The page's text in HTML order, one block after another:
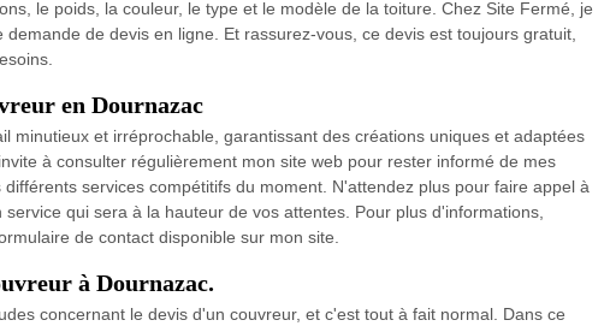
le poids, la couleur, le type et le modèle de la toiture. Chez Site Fermé, je
de devis en ligne. Et rassurez-vous, ce devis est toujours gratuit,
en Dournazac
minutieux et irréprochable, garantissant des créations uniques et adaptées
à consulter régulièrement mon site web pour rester informé de mes
services compétitifs du moment. N'attendez plus pour faire appel à
qui sera à la hauteur de vos attentes. Pour plus d'informations,
de contact disponible sur mon site.
à Dournazac.
concernant le devis d'un couvreur, et c'est tout à fait normal. Dans ce